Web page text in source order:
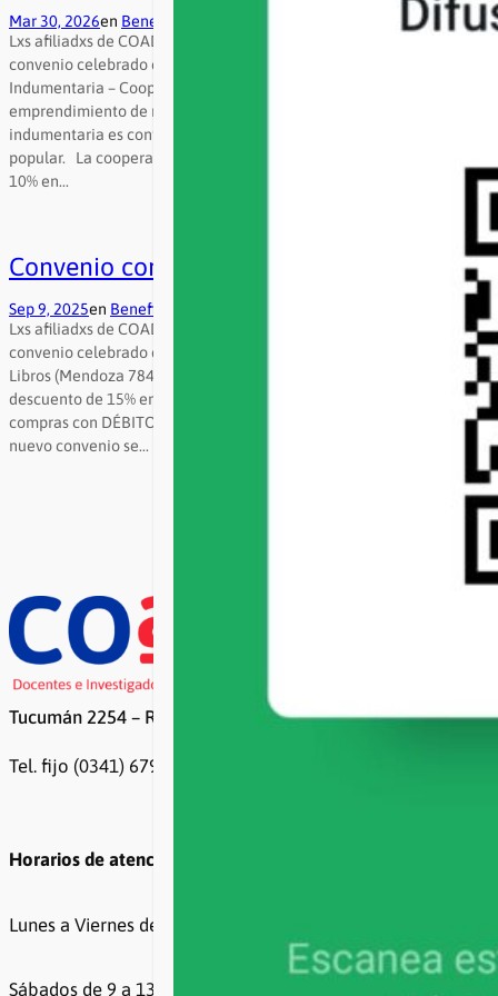
Mar 30, 2026en Beneficios
Lxs afiliadxs de COAD cuentan con un nuevo beneficio gracias al
convenio celebrado entre nuestra asociación y Carpincho
Indumentaria – Cooperativa de Trabajo Mundo Textil, un
emprendimiento de ropa nacional a precios populares. La
indumentaria es confeccionada por trabajadorxs de la economía
popular. La cooperativa ofrece a nuestrxs afiliadxs un descuento de
10% en…
Convenio con librería El Juguete Rabioso
Sep 9, 2025en Beneficios
Lxs afiliadxs de COAD cuentan con un nuevo beneficio gracias al
convenio celebrado entre nuestra asociación y El Juguete Rabioso
Libros (Mendoza 784). La librería ofrece a nuestrxs afiliadxs un
descuento de 15% en PAGO EFECTIVO y 10% de descuento en
compras con DÉBITO o TARJETA DE CRÉDITO en una cuota. Este
nuevo convenio se…
→
Tucumán 2254 – Rosario
Tel. fijo (0341) 6799500 / 6799499
Horarios de atención
Lunes a Viernes de 8 a 20hs
Sábados de 9 a 13hs